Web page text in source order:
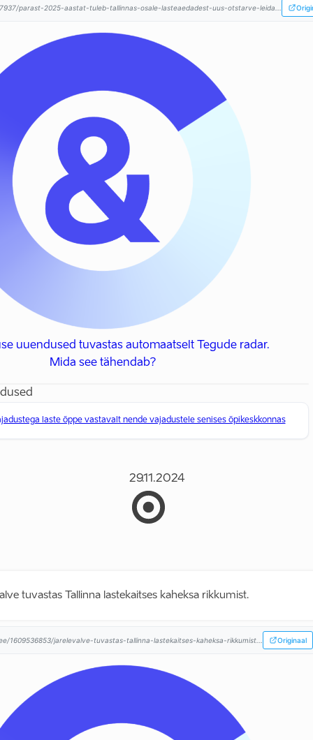
parast-2025-aastat-tuleb-tallinnas-osale-lasteaedadest-uus-otstarve-leida...
uuendused tuvastas automaatselt Tegude radar.
Mida see tähendab?
laste õppe vastavalt nende vajadustele senises õpikeskkonnas
29.11.2024
tuvastas Tallinna lastekaitses kaheksa rikkumist.
1609536853/jarelevalve-tuvastas-tallinna-lastekaitses-kaheksa-rikkumist... Originaal